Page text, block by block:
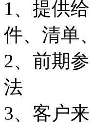
1、提供
件、清单
2、前期
法
3、客户